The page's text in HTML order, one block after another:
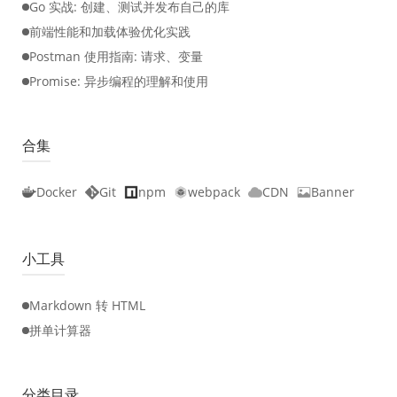
Go 实战: 创建、测试并发布自己的库
前端性能和加载体验优化实践
Postman 使用指南: 请求、变量
Promise: 异步编程的理解和使用
合集
Docker Git npm webpack CDN Banner
小工具
Markdown 转 HTML
拼单计算器